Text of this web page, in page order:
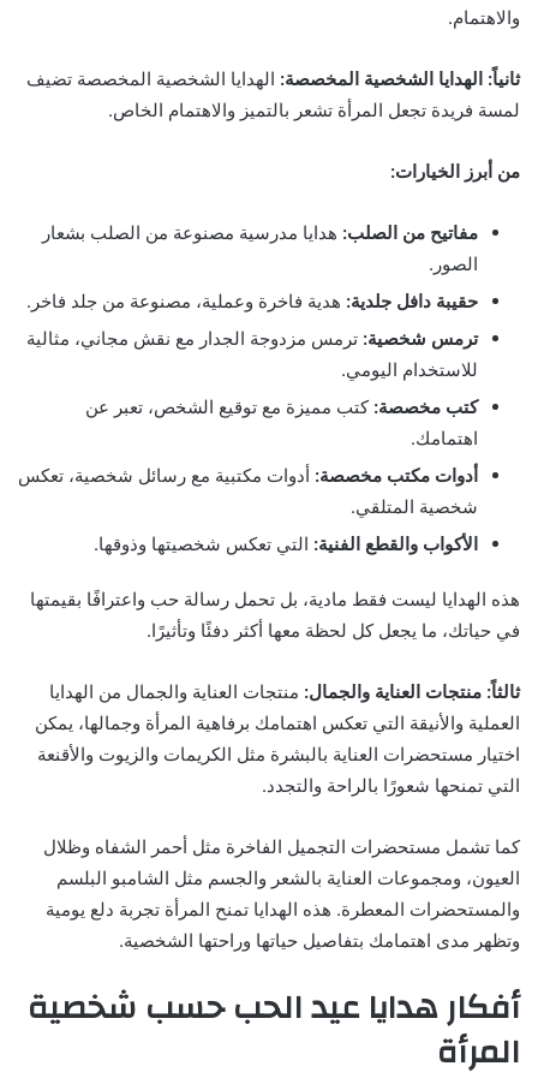
والاهتمام.
ثانياً: الهدايا الشخصية المخصصة: الهدايا الشخصية المخصصة تضيف
لمسة فريدة تجعل المرأة تشعر بالتميز والاهتمام الخاص.
من أبرز الخيارات:
مفاتيح من الصلب: هدايا مدرسية مصنوعة من الصلب بشعار
الصور.
حقيبة دافل جلدية: هدية فاخرة وعملية، مصنوعة من جلد فاخر.
ترمس شخصية: ترمس مزدوجة الجدار مع نقش مجاني، مثالية
للاستخدام اليومي.
كتب مخصصة: كتب مميزة مع توقيع الشخص، تعبر عن
اهتمامك.
أدوات مكتب مخصصة: أدوات مكتبية مع رسائل شخصية، تعكس
شخصية المتلقي.
الأكواب والقطع الفنية: التي تعكس شخصيتها وذوقها.
هذه الهدايا ليست فقط مادية، بل تحمل رسالة حب واعترافًا بقيمتها
في حياتك، ما يجعل كل لحظة معها أكثر دفئًا وتأثيرًا.
ثالثاً: منتجات العناية والجمال: منتجات العناية والجمال من الهدايا
العملية والأنيقة التي تعكس اهتمامك برفاهية المرأة وجمالها، يمكن
اختيار مستحضرات العناية بالبشرة مثل الكريمات والزيوت والأقنعة
التي تمنحها شعورًا بالراحة والتجدد.
كما تشمل مستحضرات التجميل الفاخرة مثل أحمر الشفاه وظلال
العيون، ومجموعات العناية بالشعر والجسم مثل الشامبو البلسم
والمستحضرات المعطرة. هذه الهدايا تمنح المرأة تجربة دلع يومية
وتظهر مدى اهتمامك بتفاصيل حياتها وراحتها الشخصية.
أفكار هدايا عيد الحب حسب شخصية
المرأة